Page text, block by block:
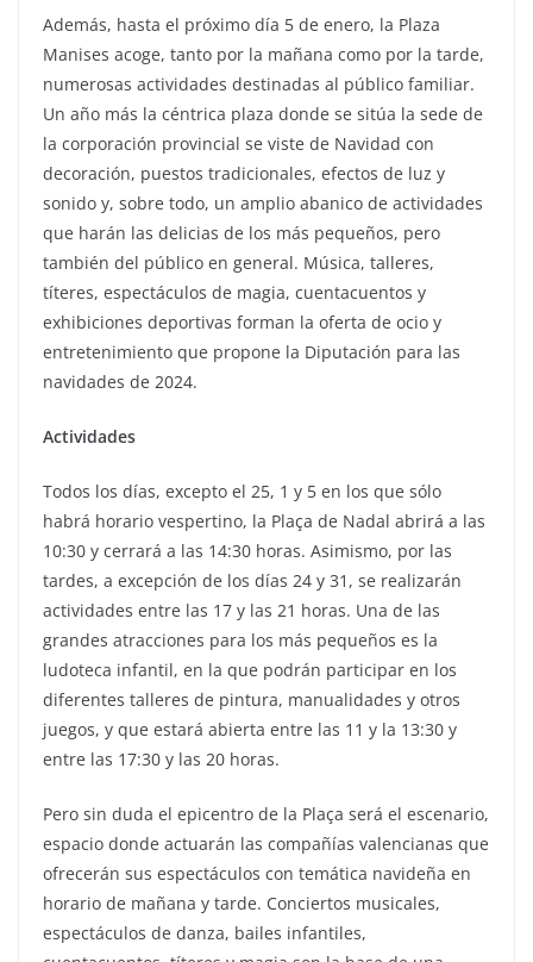
Además, hasta el próximo día 5 de enero, la Plaza
Manises acoge, tanto por la mañana como por la tarde,
numerosas actividades destinadas al público familiar.
Un año más la céntrica plaza donde se sitúa la sede de
la corporación provincial se viste de Navidad con
decoración, puestos tradicionales, efectos de luz y
sonido y, sobre todo, un amplio abanico de actividades
que harán las delicias de los más pequeños, pero
también del público en general. Música, talleres,
títeres, espectáculos de magia, cuentacuentos y
exhibiciones deportivas forman la oferta de ocio y
entretenimiento que propone la Diputación para las
navidades de 2024.
Actividades
Todos los días, excepto el 25, 1 y 5 en los que sólo
habrá horario vespertino, la Plaça de Nadal abrirá a las
10:30 y cerrará a las 14:30 horas. Asimismo, por las
tardes, a excepción de los días 24 y 31, se realizarán
actividades entre las 17 y las 21 horas. Una de las
grandes atracciones para los más pequeños es la
ludoteca infantil, en la que podrán participar en los
diferentes talleres de pintura, manualidades y otros
juegos, y que estará abierta entre las 11 y la 13:30 y
entre las 17:30 y las 20 horas.
Pero sin duda el epicentro de la Plaça será el escenario,
espacio donde actuarán las compañías valencianas que
ofrecerán sus espectáculos con temática navideña en
horario de mañana y tarde. Conciertos musicales,
espectáculos de danza, bailes infantiles,